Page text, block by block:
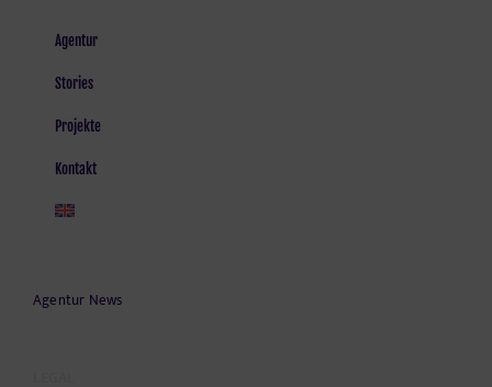
Agentur
Stories
Projekte
Kontakt
Agentur News